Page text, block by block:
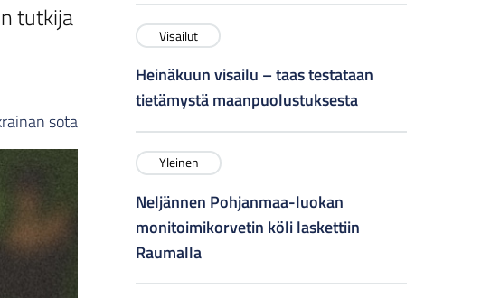
tutkija
sota
Visailut
Heinäkuun visailu – taas testataan
tietämystä maanpuolustuksesta
Yleinen
Neljännen Pohjanmaa-luokan
monitoimikorvetin köli laskettiin
Raumalla